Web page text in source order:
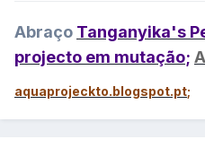
Abraço Tanganyika's
projecto em mutação;
aquaprojeckto.blogspot.pt;